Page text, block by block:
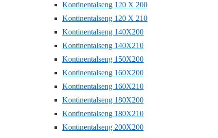
Kontinentalseng 120 X 200
Kontinentalseng 120 X 210
Kontinentalseng 140X200
Kontinentalseng 140X210
Kontinentalseng 150X200
Kontinentalseng 160X200
Kontinentalseng 160X210
Kontinentalseng 180X200
Kontinentalseng 180X210
Kontinentalseng 200X200